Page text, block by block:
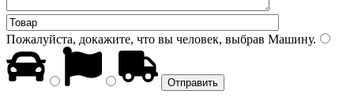
Пожалуйста, докажите, что вы человек, выбрав Машину.